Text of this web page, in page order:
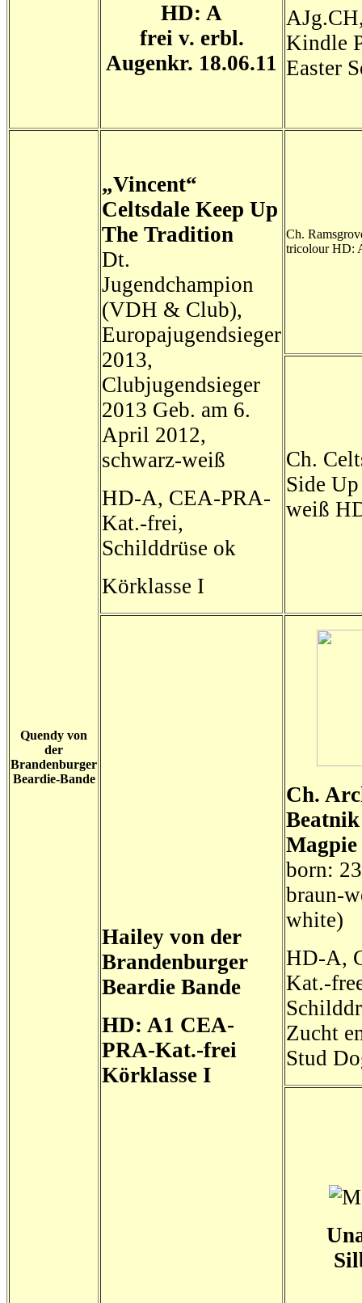
HD: A
frei v. erbl.
Augenkr. 18.06.11
Kindle
Easter
Quendy von
der
Brandenburger
Beardie-Bande
„Vincent“
Celtsdale Keep Up
The Tradition
Dt.
Jugendchampion
(VDH & Club),
Europajugendsieger
2013,
Clubjugendsieger
2013 Geb. am 6.
April 2012,
schwarz-weiß
HD-A, CEA-PRA-
Kat.-frei,
Schilddrüse ok
Körklasse I
Ch.
tricolour HD:
Ch.
Side
weiß
Hailey von der
Brandenburger
Beardie Bande
HD: A1 CEA-
PRA-Kat.-frei
Körklasse I
Ch.
born:
braun-
white)
HD-A,
Kat.-
Zucht
Stud